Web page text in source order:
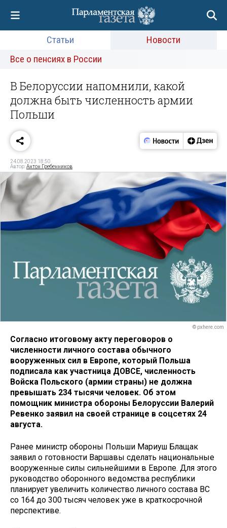
Статьи
Новости
Все о пенсиях в России
В Белоруссии напомнили, какой
должна быть численность армии
Польши
24.08.2023 18:50
Автор:Антон Гребенников
© pxhere.com
Согласно итоговому акту переговоров о
численности личного состава обычного
вооруженных сил в Европе, который Польша
подписала как участница ДОВСЕ, численность
Войска Польского (армии страны) не должна
превышать 234 тысячи человек. Об этом
помощник министра обороны Белоруссии Валерий
Ревенко заявил на своей странице в соцсетях 24
августа.
Ранее министр обороны Польши Мариуш Блащак
заявил о готовности Варшавы сделать национальные
вооруженные силы сильнейшими в Европе. Для этого
руководство оборонного ведомства республики
планирует увеличить количество личного состава ВС
со 164 до 300 тысяч человек уже в краткосрочной
перспективе.